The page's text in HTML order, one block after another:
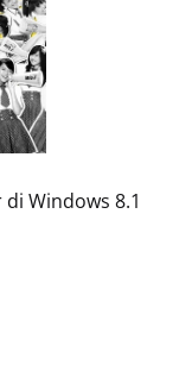
Windows 8.1